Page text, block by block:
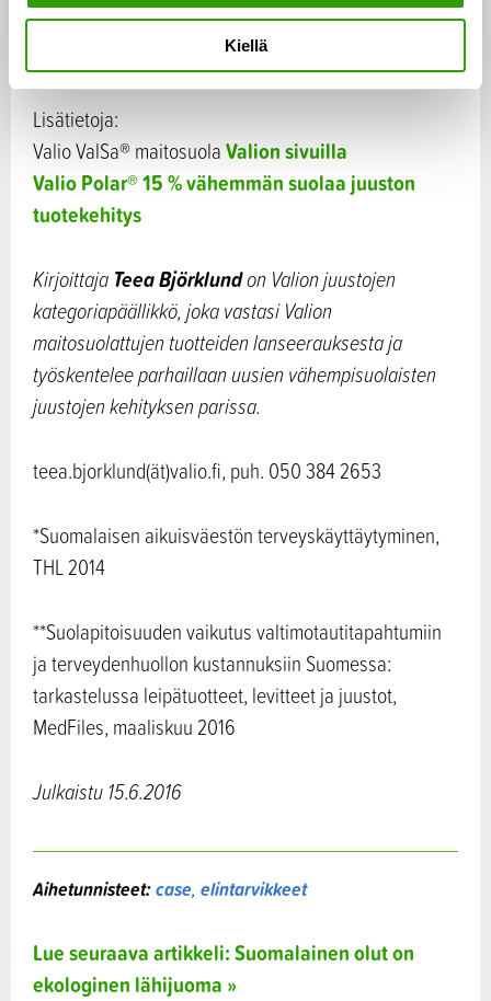
Kiellä
sisältävien tuotteiden valmistus onnistuu ilman, että
Lisätietoja:
Valio ValSa® maitosuolaValion sivuilla
Valio Polar® 15 % vähemmän suolaa juuston
tuotekehitys
Kirjoittaja Teea Björklundon Valion juustojen
kategoriapäällikkö, joka vastasi Valion
maitosuolattujen tuotteiden lanseerauksesta ja
työskentelee parhaillaan uusien vähempisuolaisten
juustojen kehityksen parissa.
teea.bjorklund(ät)valio.fi, puh. 050 384 2653
*Suomalaisen aikuisväestön terveyskäyttäytyminen,
THL 2014
**Suolapitoisuuden vaikutus valtimotautitapahtumiin
ja terveydenhuollon kustannuksiin Suomessa:
tarkastelussa leipätuotteet, levitteet ja juustot,
MedFiles, maaliskuu 2016
Julkaistu 15.6.2016
Aihetunnisteet:case, elintarvikkeet
Lue seuraava artikkeli: Suomalainen olut on
ekologinen lähijuoma »